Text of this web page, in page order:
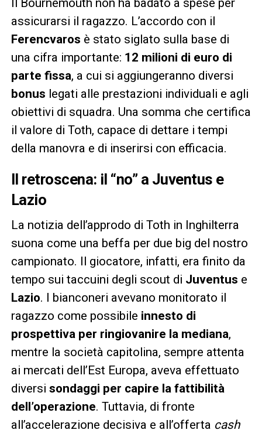
Il Bournemouth non ha badato a spese per
assicurarsi il ragazzo. L’accordo con il
Ferencvaros è stato siglato sulla base di
una cifra importante: 12 milioni di euro di
parte fissa, a cui si aggiungeranno diversi
bonus legati alle prestazioni individuali e agli
obiettivi di squadra. Una somma che certifica
il valore di Toth, capace di dettare i tempi
della manovra e di inserirsi con efficacia.
Il retroscena: il “no” a Juventus e
Lazio
La notizia dell’approdo di Toth in Inghilterra
suona come una beffa per due big del nostro
campionato. Il giocatore, infatti, era finito da
tempo sui taccuini degli scout di Juventus e
Lazio. I bianconeri avevano monitorato il
ragazzo come possibile innesto di
prospettiva per ringiovanire la mediana,
mentre la società capitolina, sempre attenta
ai mercati dell’Est Europa, aveva effettuato
diversi sondaggi per capire la fattibilità
dell’operazione. Tuttavia, di fronte
all’accelerazione decisiva e all’offerta cash